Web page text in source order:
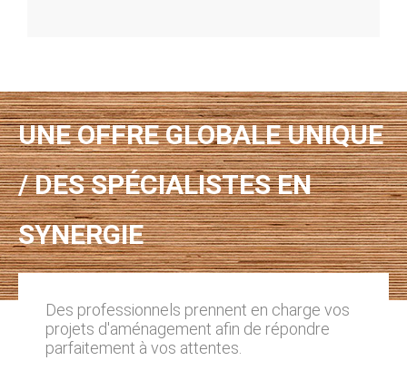
UNE OFFRE GLOBALE UNIQUE
/ DES SPÉCIALISTES EN
SYNERGIE
Des professionnels prennent en charge vos
projets d'aménagement afin de répondre
parfaitement à vos attentes.